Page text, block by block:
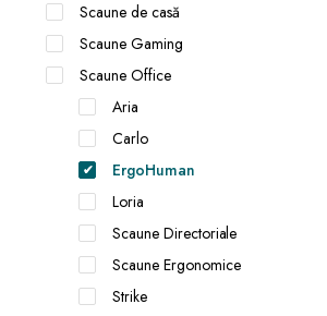
Scaune de casă
Scaune Gaming
Scaune Office
Aria
Carlo
ErgoHuman
Loria
Scaune Directoriale
Scaune Ergonomice
Strike